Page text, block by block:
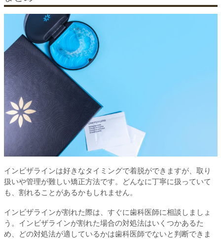
インビザラインは好きなタイミングで着脱ができますが、取り
扱いや管理が難しい矯正方法です。どんなに丁寧に扱っていて
も、割れることがあるかもしれません。
インビザラインが割れた際は、すぐに歯科医師に相談しましょ
う。インビザラインが割れた場合の対処法はいくつかあるた
め、どの対処法が適しているかは歯科医師でないと判断できま